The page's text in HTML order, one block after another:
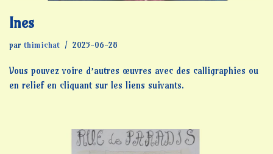
Ines
par thimichat 2025-06-28
Vous pouvez voire d’autres œuvres avec des calligraphies ou
en relief en cliquant sur les liens suivants.